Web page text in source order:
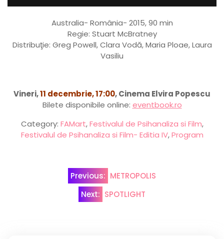
Australia- România- 2015, 90 min
Regie: Stuart McBratney
Distribuţie: Greg Powell, Clara Vodă, Maria Ploae, Laura
Vasiliu
Vineri,11 decembrie, 17:00, Cinema Elvira Popescu
Bilete disponibile online: eventbook.ro
Category: FAMart,Festivalul de Psihanaliza si Film,
Festivalul de Psihanaliza si Film- Editia IV,Program
Previous: METROPOLIS
Next: SPOTLIGHT